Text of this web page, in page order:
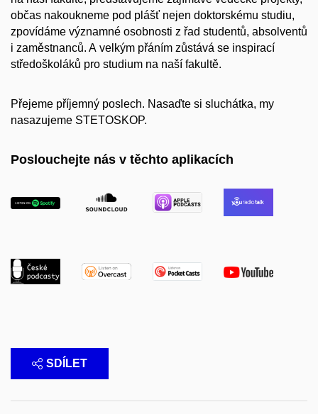
občas nakoukneme pod plášť nejen doktorskému studiu,
zpovídáme významné osobnosti z řad studentů, absolventů
i zaměstnanců. A velkým přáním zůstává se inspirací
středoškoláků pro studium na naší fakultě.
Přejeme příjemný poslech. Nasaďte si sluchátka, my
nasazujeme STETOSKOP.
Poslouchejte nás v těchto aplikacích
SDÍLET